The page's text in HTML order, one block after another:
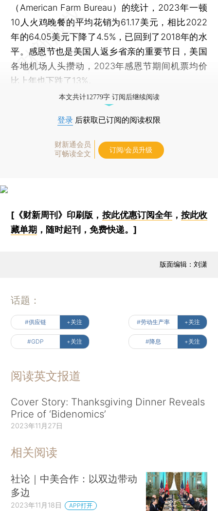
（American Farm Bureau）的统计，2023年一顿
10人火鸡晚餐的平均花销为61.17美元，相比2022
年的64.05美元下降了4.5%，已回到了2018年的水
平。感恩节也是美国人返乡省亲的重要节日，美国
各地机场人头攒动，2023年感恩节期间机票均价
比上年也下跌了13%。
本文共计12779字 订阅后继续阅读
登录 后获取已订阅的阅读权限
财新通会员
可畅读全文
订阅/会员升级
[《财新周刊》印刷版， 按此优惠订阅全年， 按此收
藏单期 ，随时起刊，免费快递。]
版面编辑：刘潇
话题：
#供应链 +关注 #劳动生产率 +关注
#GDP +关注 #降息 +关注
阅读英文报道
Cover Story: Thanksgiving Dinner Reveals
Price of ‘Bidenomics’
2023年11月27日
相关阅读
社论｜中美合作：以双边带动
多边
2023年11月18日 APP打开